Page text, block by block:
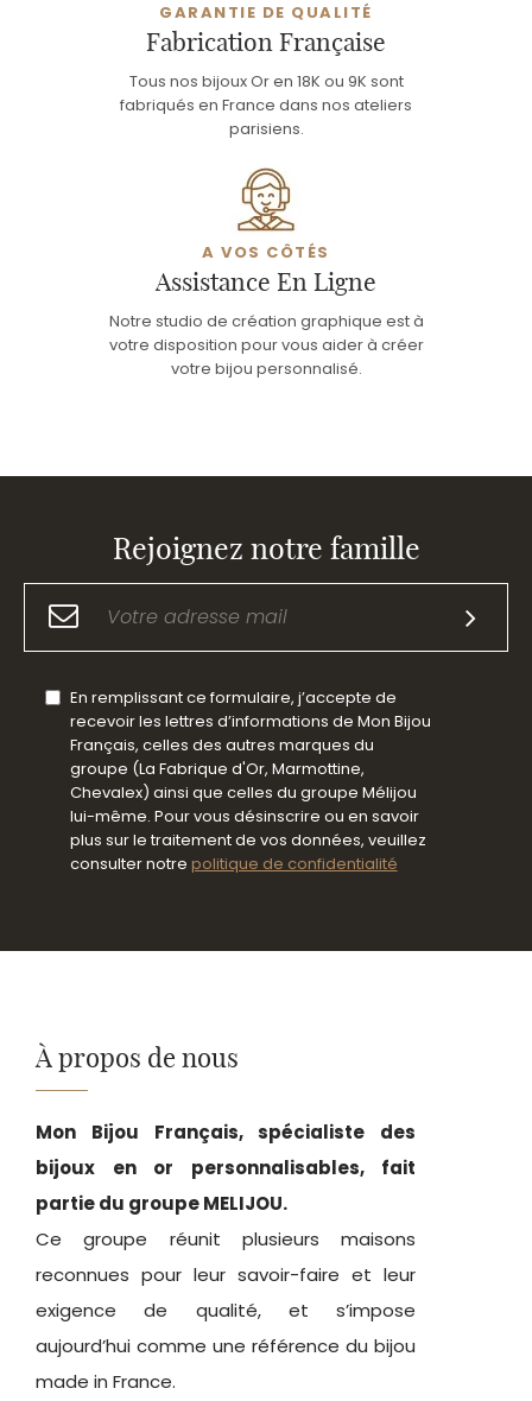
GARANTIE DE QUALITÉ
Fabrication Française
Tous nos bijoux Or en 18K ou 9K sont
fabriqués en France dans nos ateliers
parisiens.
A VOS CÔTÉS
Assistance En Ligne
Notre studio de création graphique est à
votre disposition pour vous aider à créer
votre bijou personnalisé.
Rejoignez notre famille
En remplissant ce formulaire, j’accepte de
recevoir les lettres d’informations de Mon Bijou
Français, celles des autres marques du
groupe (La Fabrique d'Or, Marmottine,
Chevalex) ainsi que celles du groupe Mélijou
lui-même. Pour vous désinscrire ou en savoir
plus sur le traitement de vos données, veuillez
consulter notre politique de confidentialité
À propos de nous
Mon Bijou Français, spécialiste des
bijoux en or personnalisables, fait
partie du groupe MELIJOU.
Ce groupe réunit plusieurs maisons
reconnues pour leur savoir-faire et leur
exigence de qualité, et s’impose
aujourd’hui comme une référence du bijou
made in France.